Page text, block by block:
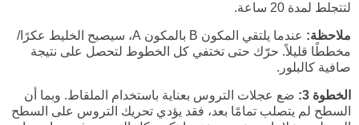
لتتجلط لمدة 20 ساعة.
ملاحظة:
عندما يلتقي المكون B بالمكون A، سيصبح الخليط عكرًا/
مخططًا قليلاً. حرّك حتى تختفي كل الخطوط لتحصل على نتيجة
صافية كالبلور.
الخطوة 3:
ضع عجلات التروس بعناية باستخدام الملقاط. وبما أن
السطح لم يتصلب تمامًا بعد، فقد يؤدي تحريك التروس على السطح